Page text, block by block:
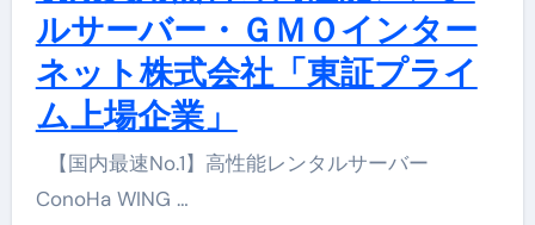
ルサーバー・ＧＭＯインター
ネット株式会社「東証プライ
ム上場企業」
【国内最速No.1】高性能レンタルサーバー
ConoHa WING …